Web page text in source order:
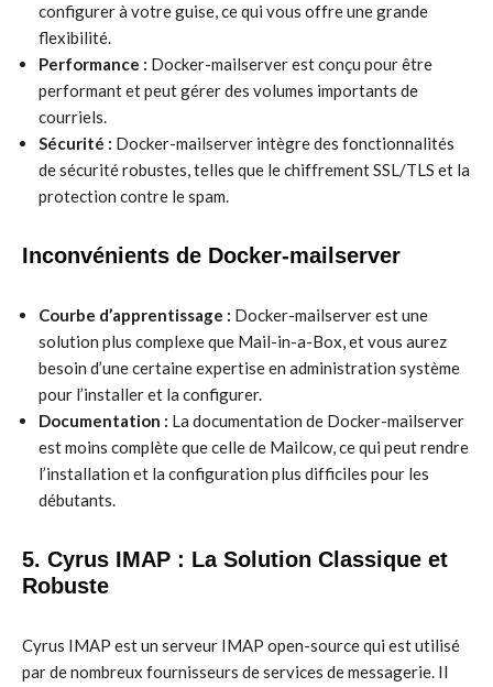
configurer à votre guise, ce qui vous offre une grande
flexibilité.
Performance : Docker-mailserver est conçu pour être
performant et peut gérer des volumes importants de
courriels.
Sécurité : Docker-mailserver intègre des fonctionnalités
de sécurité robustes, telles que le chiffrement SSL/TLS et la
protection contre le spam.
Inconvénients de Docker-mailserver
Courbe d’apprentissage : Docker-mailserver est une
solution plus complexe que Mail-in-a-Box, et vous aurez
besoin d’une certaine expertise en administration système
pour l’installer et la configurer.
Documentation : La documentation de Docker-mailserver
est moins complète que celle de Mailcow, ce qui peut rendre
l’installation et la configuration plus difficiles pour les
débutants.
5. Cyrus IMAP : La Solution Classique et
Robuste
Cyrus IMAP est un serveur IMAP open-source qui est utilisé
par de nombreux fournisseurs de services de messagerie. Il